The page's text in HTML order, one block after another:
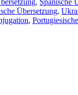
, Spanische
Übersetzung,
,